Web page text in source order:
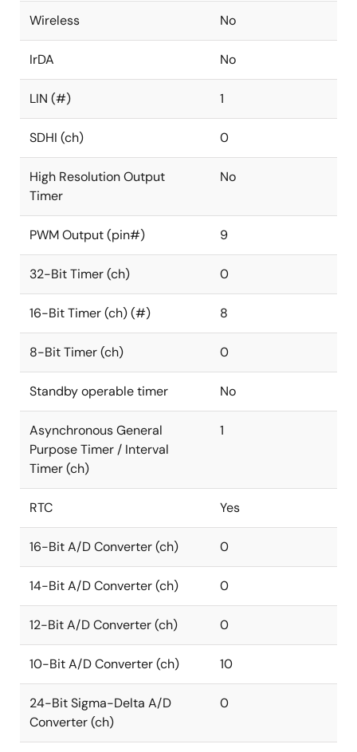
Wireless No
IrDA No
LIN (#) 1
SDHI (ch) 0
High Resolution Output
Timer
No
PWM Output (pin#) 9
32-Bit Timer (ch) 0
16-Bit Timer (ch) (#) 8
8-Bit Timer (ch) 0
Standby operable timer No
Asynchronous General
Purpose Timer / Interval
Timer (ch)
1
RTC Yes
16-Bit A/D Converter (ch) 0
14-Bit A/D Converter (ch) 0
12-Bit A/D Converter (ch) 0
10-Bit A/D Converter (ch) 10
24-Bit Sigma-Delta A/D
Converter (ch)
0